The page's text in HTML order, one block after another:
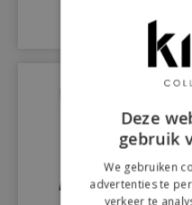
99,-
Deze
gebruik
We gebruiken
advertenties te
verkeer te